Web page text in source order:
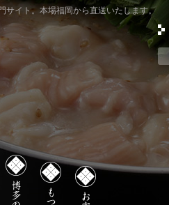
サイト。本場福岡から直送いたします。